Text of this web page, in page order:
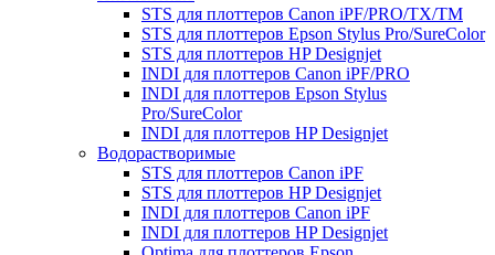
STS для плоттеров Canon iPF/PRO/TX/ТМ
STS для плоттеров Epson Stylus Pro/SureColor
STS для плоттеров HP Designjet
INDI для плоттеров Canon iPF/PRO
INDI для плоттеров Epson Stylus
Pro/SureColor
INDI для плоттеров HP Designjet
Водорастворимые
STS для плоттеров Canon iPF
STS для плоттеров HP Designjet
INDI для плоттеров Canon iPF
INDI для плоттеров HP Designjet